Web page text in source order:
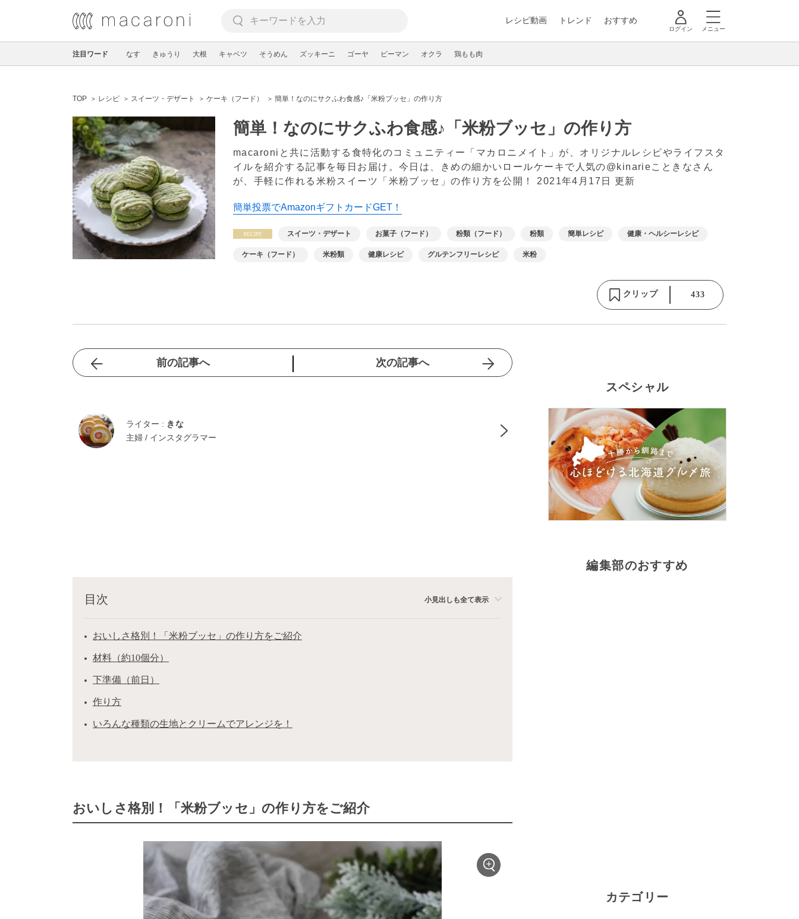
レシピ動画 トレンド おすすめ
ログイン メニュー
注目ワード なす きゅうり 大根 キャベツ そうめん ズッキーニ ゴーヤ ピーマン オクラ 鶏もも肉
TOP レシピ スイーツ・デザート ケーキ（フード） 簡単！なのにサクふわ食感♪「米粉ブッセ」の作り方
簡単！なのにサクふわ食感♪「米粉ブッセ」の作り方
macaroniと共に活動する食特化のコミュニティー「マカロニメイト」が、オリジナルレシピやライフスタ
イルを紹介する記事を毎日お届け。今日は、きめの細かいロールケーキで人気の@kinarieこときなさん
が、手軽に作れる米粉スイーツ「米粉ブッセ」の作り方を公開！ 2021年4月17日 更新
簡単投票でAmazonギフトカードGET！
スイーツ・デザート お菓子（フード） 粉類（フード） 粉類 簡単レシピ 健康・ヘルシーレシピ
ケーキ（フード） 米粉類 健康レシピ グルテンフリーレシピ 米粉
クリップ 433
前の記事へ 次の記事へ
ライター : きな
主婦 / インスタグラマー
目次 小見出しも全て表示
おいしさ格別！「米粉ブッセ」の作り方をご紹介
材料（約10個分）
下準備（前日）
作り方
いろんな種類の生地とクリームでアレンジを！
おいしさ格別！「米粉ブッセ」の作り方をご紹介
スペシャル
編集部のおすすめ
カテゴリー